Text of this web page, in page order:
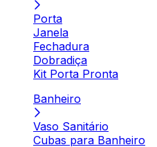
Porta
Janela
Fechadura
Dobradiça
Kit Porta Pronta
Banheiro
Vaso Sanitário
Cubas para Banheiro